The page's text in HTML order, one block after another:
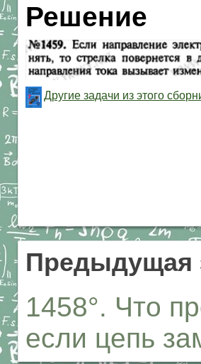
Решение
Другие задачи из этого
Предыдущая
1458°. Что
если цепь